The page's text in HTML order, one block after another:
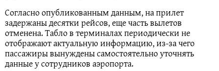
Согласно опубликованным данным, на прилет
задержаны десятки рейсов, еще часть вылетов
отменена. Табло в терминалах периодически не
отображают актуальную информацию, из-за чего
пассажиры вынуждены самостоятельно уточнять
данные у сотрудников аэропорта.